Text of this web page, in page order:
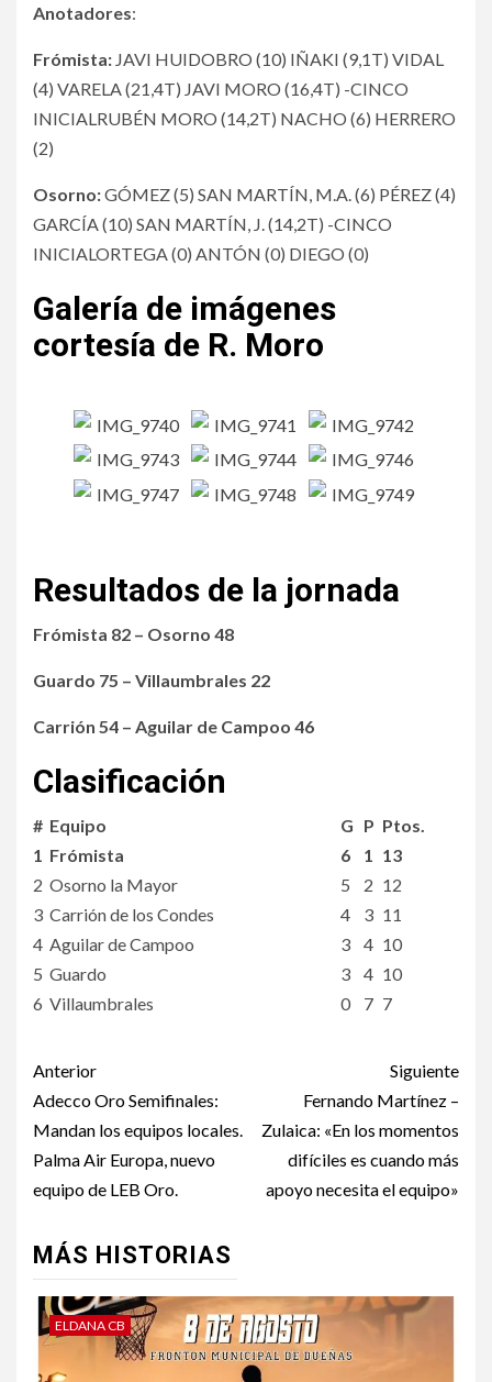
Anotadores:
Frómista: JAVI HUIDOBRO (10) IÑAKI (9,1T) VIDAL
(4) VARELA (21,4T) JAVI MORO (16,4T) -CINCO
INICIALRUBÉN MORO (14,2T) NACHO (6) HERRERO
(2)
Osorno:GÓMEZ (5) SAN MARTÍN, M.A. (6) PÉREZ (4)
GARCÍA (10) SAN MARTÍN, J. (14,2T) -CINCO
INICIALORTEGA (0) ANTÓN (0) DIEGO (0)
Galería de imágenes
cortesía de R. Moro
Resultados de la jornada
Frómista 82 – Osorno 48
Guardo 75 – Villaumbrales 22
Carrión 54 – Aguilar de Campoo 46
Clasificación
# Equipo G P Ptos.
1 Frómista 6 1 13
2 Osorno la Mayor 5 2 12
3 Carrión de los Condes 4 3 11
4 Aguilar de Campoo 3 4 10
5 Guardo 3 4 10
6 Villaumbrales 0 7 7
Anterior
Adecco Oro Semifinales:
Mandan los equipos locales.
Palma Air Europa, nuevo
equipo de LEB Oro.
Siguiente
Fernando Martínez –
Zulaica: «En los momentos
difíciles es cuando más
apoyo necesita el equipo»
MÁS HISTORIAS
ELDANA CB